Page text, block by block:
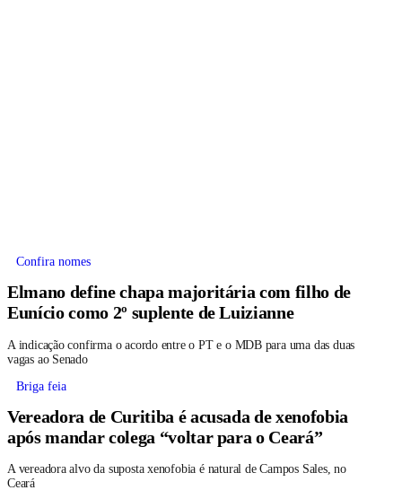
Confira nomes
Elmano define chapa majoritária com filho de
Eunício como 2º suplente de Luizianne
A indicação confirma o acordo entre o PT e o MDB para uma das duas
vagas ao Senado
Briga feia
Vereadora de Curitiba é acusada de xenofobia
após mandar colega “voltar para o Ceará”
A vereadora alvo da suposta xenofobia é natural de Campos Sales, no
Ceará